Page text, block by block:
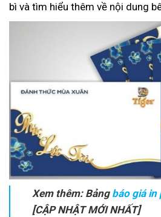
bì và tìm hiểu thêm về nội dung
Xem thêm: Bảng báo giá in
[CẬP NHẬT MỚI NHẤT]